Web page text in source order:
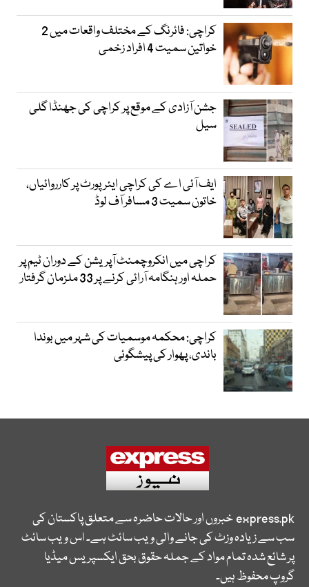
کراچی: فائرنگ کے مختلف واقعات میں 2
خواتین سمیت 4 افراد زخمی
جشن آزادی کے موقع پر کراچی کی جھنڈا گلی
سیل
ایف آئی اے کی کراچی ایئرپورٹ پر کارروائیاں،
خاتون سمیت 3 مسافر آف لوڈ
کراچی میں انکروچمنٹ آپریشن کے دوران ٹیم پر
حملہ اور ہنگامہ آرائی کرنے پر 33 ملزمان گرفتار
کراچی: محکمہ موسمیات کی شہر میں بوندا
باندی، پھوار کی پیشگوئی
express.pkخبروں اور حالات حاضرہ سے متعلق پاکستان کی
سب سے زیادہ وزٹ کی جانے والی ویب سائٹ ہے۔ اس ویب سائٹ
پر شائع شدہ تمام مواد کے جملہ حقوق بحق ایکسپریس میڈیا
گروپ محفوظ ہیں۔